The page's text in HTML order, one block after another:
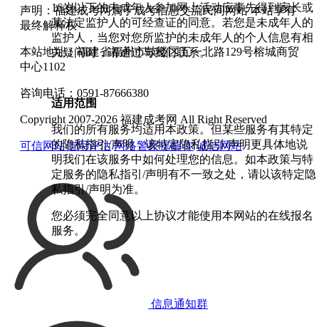
16岁以下的未成年人参加网上活动应事先得到家长或
其法定监护人的可经查证的同意。若您是未成年人的
监护人，当您对您所监护的未成年人的个人信息有相
关疑问时，请通过与我们联系。
适用范围
我们的所有服务均适用本政策。但某些服务有其特定
的隐私指引/声明，该特定隐私指引/声明更具体地说
明我们在该服务中如何处理您的信息。如本政策与特
定服务的隐私指引/声明有不一致之处，请以该特定隐
私指引/声明为准。
您必须完全同意以上协议才能使用本网站的在线报名
服务。
声明：福建成考网属于成考信息交流民间网站 本站享有
最终解释权
本站地址：福建省福州市鼓楼区五一北路129号榕城商贸
中心1102
咨询电话：0591-87666380
Copyright 2007-2026 福建成考网 All Right Reserved
可信网站信用评估 网络警察提醒你 诚信网站
信息通知群